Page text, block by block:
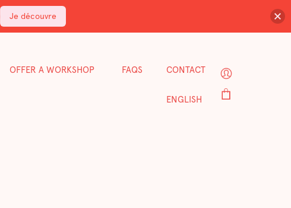
OFFER A WORKSHOP FAQS CONTACT
ENGLISH
Je découvre